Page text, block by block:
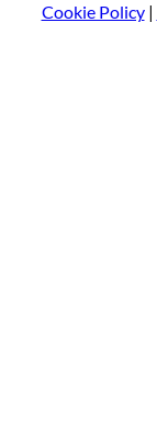
Cookie Policy|